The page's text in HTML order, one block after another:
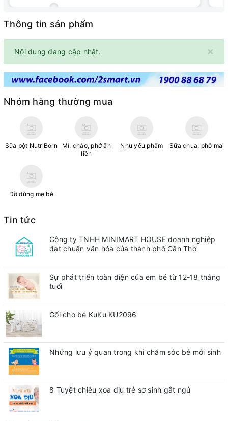
Thông tin sản phẩm
×
Nội dung đang cập nhật.
Nhóm hàng thường mua
Sữa bột NutriBorn
Mì, cháo, phở ăn
liền
Nhu yếu phẩm Sữa chua, phô mai
Đồ dùng mẹ bé
Tin tức
Công ty TNHH MINIMART HOUSE doanh nghiệp
đạt chuẩn văn hóa của thành phố Cần Thơ
Sự phát triển toàn diện của em bé từ 12-18 tháng
tuổi
Gối cho bé KuKu KU2096
Những lưu ý quan trong khi chăm sóc bé mới sinh
8 Tuyệt chiêu xoa dịu trẻ sơ sinh gắt ngủ